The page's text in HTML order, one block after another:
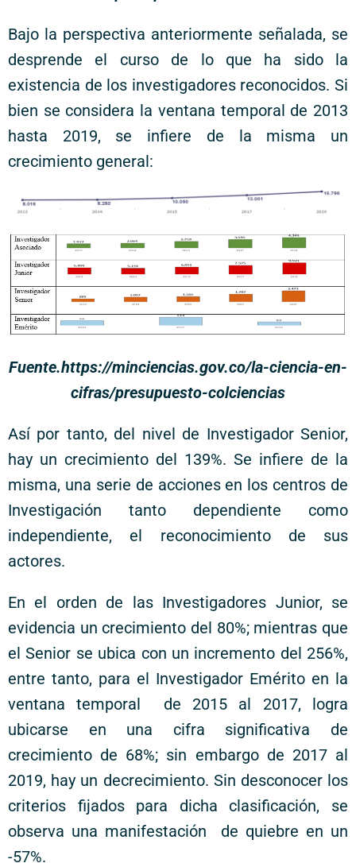
Bajo la perspectiva anteriormente señalada, se
desprende el curso de lo que ha sido la
existencia de los investigadores reconocidos. Si
bien se considera la ventana temporal de 2013
hasta 2019, se infiere de la misma un
crecimiento general:
Fuente.https://minciencias.gov.co/la-ciencia-en-
cifras/presupuesto-colciencias
Así por tanto, del nivel de Investigador Senior,
hay un crecimiento del 139%. Se infiere de la
misma, una serie de acciones en los centros de
Investigación tanto dependiente como
independiente, el reconocimiento de sus
actores.
En el orden de las Investigadores Junior, se
evidencia un crecimiento del 80%; mientras que
el Senior se ubica con un incremento del 256%,
entre tanto, para el Investigador Emérito en la
ventana temporal de 2015 al 2017, logra
ubicarse en una cifra significativa de
crecimiento de 68%; sin embargo de 2017 al
2019, hay un decrecimiento. Sin desconocer los
criterios fijados para dicha clasificación, se
observa una manifestación de quiebre en un
-57%.